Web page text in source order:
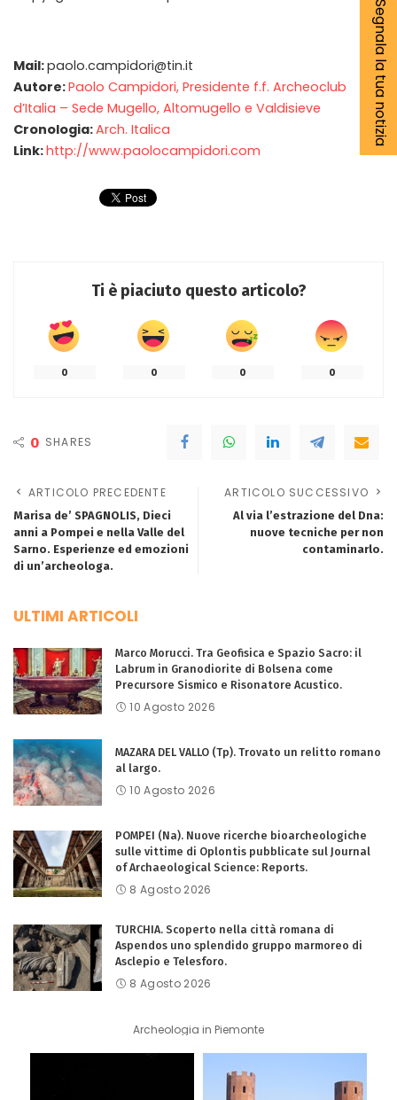
Mail:paolo.campidori@tin.it
Autore:Paolo Campidori, Presidente f.f. Archeoclub
d’Italia – Sede Mugello, Altomugello e Valdisieve
Cronologia:Arch. Italica
Link:http://www.paolocampidori.com
Ti è piaciuto questo articolo?
0 0 0 0
0 SHARES
ARTICOLO PRECEDENTE
Marisa de’ SPAGNOLIS, Dieci
anni a Pompei e nella Valle del
Sarno. Esperienze ed emozioni
di un’archeologa.
ARTICOLO SUCCESSIVO
Al via l’estrazione del Dna:
nuove tecniche per non
contaminarlo.
ULTIMI ARTICOLI
Marco Morucci. Tra Geofisica e Spazio Sacro: il
Labrum in Granodiorite di Bolsena come
Precursore Sismico e Risonatore Acustico.
10 Agosto 2026
MAZARA DEL VALLO (Tp). Trovato un relitto romano
al largo.
10 Agosto 2026
POMPEI (Na). Nuove ricerche bioarcheologiche
sulle vittime di Oplontis pubblicate sul Journal
of Archaeological Science: Reports.
8 Agosto 2026
TURCHIA. Scoperto nella città romana di
Aspendos uno splendido gruppo marmoreo di
Asclepio e Telesforo.
8 Agosto 2026
Archeologia in Piemonte
Segnala la tua notizia